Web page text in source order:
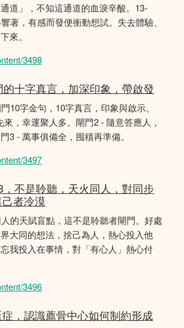
道」，不知這通道的血淚辛酸。13-
著，有感而發便衝動想試。失去體驗、
來。
3498
的十字真言，加深印象，帶啟發
10字金句，10字真言，印象與啟示。
來，幸運聚人多。閘門2 - 隨意答應人，
3 - 萬事俱備全，囤積再準備。
3497
，不是聆聽，天火同人，對同步
者冷漠
的天賦盲點，這不是聆聽者閘門。好處
大同的想法，捨己為人，熱心投入他
我投入在事情，對「有心人」熱心付
3496
，認識薦骨中心如何制約形成